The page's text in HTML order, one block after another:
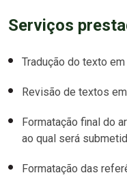
Serviços
Tradução do texto
Revisão de textos
Formatação final do
ao qual será
Formatação das